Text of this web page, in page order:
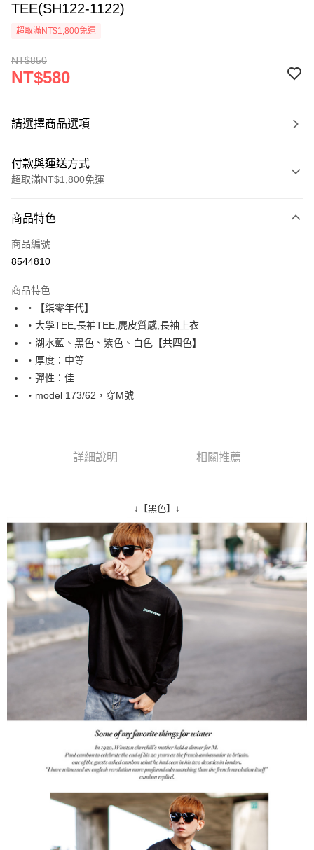
TEE(SH122-1122)
超取滿NT$1,800免運
NT$850
NT$580
請選擇商品選項
付款與運送方式
超取滿NT$1,800免運
信用卡一次付款
超商取貨付款
Apple Pay
街口支付
悠遊付
Google Pay
AFTEE先享後付是「在收到商品之後才付款」的支付方式。 讓您購物簡單
３．安心：先確認商品／服務後，再付款。
【「AFTEE先享後付」結帳流程】
１．於結帳方式選擇「AFTEE先享後付」後，將跳轉至「AFTEE先享後付」
結帳頁面，進行簡訊認證並確認金額後，即可完成結帳。
２．訂單成立數日內，您將收到繳費通知簡訊。
３．收到繳費通知簡訊後14天內，點擊此簡訊中的連結，可透過四大超商／
ATM／網路銀行／等多元方式進行付款，方視為交易完成。
※ 請注意：結帳手續完成當下不需立刻繳費，但若您需要取消訂單，請聯絡
購買商品的店家。未經商家同意取消之訂單仍視為有效，需透過AFTEE先享
後付繳納相關費用。
※ 交易是否成功請以「AFTEE先享後付 」之結帳頁面顯示為準，若有關於
是否繳費成功／繳費後需取消欲退款等相關疑問，請聯繫「AFTEE先享後付
https://netprotections.freshdesk.com/support/home
１．透過由恩沛科技股份有限公司提供之「AFTEE先享後付」服務完成之交
易，需依本服務之必要範圍內提供個人資料，並將交易相關給付款項請求債
權轉讓予恩沛科技股份有限公司。
２．關於個人資料處理事宜，請瀏覽以下網址：
https://aftee.tw/terms/#terms3
３．未成年的使用者請事先徵得法定代理人或監護人之同意方可使用
「AFTEE先享後付」，若未經同意申辦者引起之損失，本公司不負相關責
４．使用「AFTEE先享後付」時，將依據個別帳號之用戶狀況，依本公司即
時審查核予不同之上限額度；若仍有額度不足之情形，本公司將視審查結果
請求用戶進行身份認證。
５．嚴禁一人註冊多個帳號或使用他人資訊註冊。若發現惡意使用之情形，
每筆NT$80，滿NT$1,800(含以上)免運費
先付款後全家取貨
每筆NT$80，滿NT$1,800(含以上)免運費
7-11付款取貨
每筆NT$80，滿NT$1,800(含以上)免運費
先付款後7-11取貨
每筆NT$80，滿NT$1,800(含以上)免運費
每筆NT$120，滿NT$3,000(含以上)免運費
商品特色
商品編號
8544810
商品特色
‧【柒零年代】
‧大學TEE,長袖TEE,麂皮質感,長袖上衣
‧湖水藍、黑色、紫色、白色【共四色】
‧厚度：中等
‧彈性：佳
‧model 173/62，穿M號
詳細說明 相關推薦
↓【黑色】↓